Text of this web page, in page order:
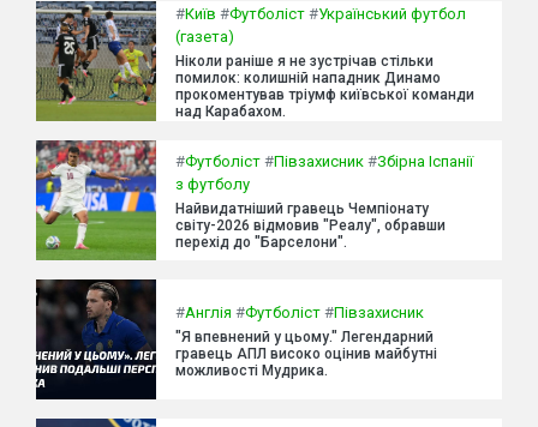
#Київ #Футболіст #Український футбол
(газета)
Ніколи раніше я не зустрічав стільки
помилок: колишній нападник Динамо
прокоментував тріумф київської команди
над Карабахом.
#Футболіст #Півзахисник #Збірна Іспанії
з футболу
Найвидатніший гравець Чемпіонату
світу-2026 відмовив "Реалу", обравши
перехід до "Барселони".
#Англія #Футболіст #Півзахисник
"Я впевнений у цьому." Легендарний
гравець АПЛ високо оцінив майбутні
можливості Мудрика.